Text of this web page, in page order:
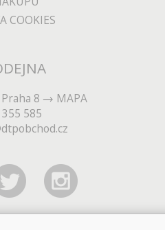
COOKIES
8
MAPA
585